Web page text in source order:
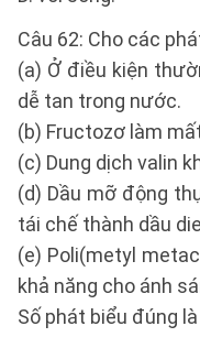
Câu 62: Cho các
(a) Ở điều kiện
dễ tan trong nước.
(b) Fructozơ làm
(c) Dung dịch valin
(d) Dầu mỡ động
tái chế thành dầu
(e) Poli(metyl
khả năng cho ánh
Số phát biểu đúng là